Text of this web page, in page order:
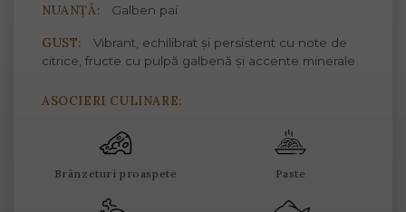
NUANȚĂ: Galben pai
GUST:
Vibrant, echilibrat și persistent cu note de
citrice, fructe cu pulpă galbenă și accente minerale
ASOCIERI CULINARE:
Brânzeturi proaspete Paste